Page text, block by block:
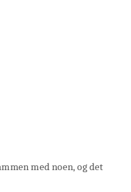
med noen, og det